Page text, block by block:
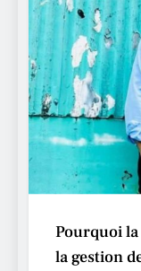
Pourquoi
la gestion